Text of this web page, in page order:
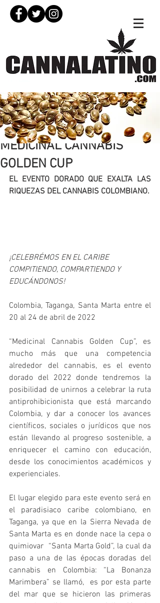
MEDICINAL CANNABIS
GOLDEN CUP
26 ene 2022
EL EVENTO DORADO QUE EXALTA LAS
RIQUEZAS DEL CANNABIS COLOMBIANO.
¡CELEBRÉMOS EN EL CARIBE
COMPITIENDO, COMPARTIENDO Y
EDUCÁNDONOS!
Colombia, Taganga, Santa Marta entre el
20 al 24 de abril de 2022
“Medicinal Cannabis Golden Cup”, es
mucho más que una competencia
alrededor del cannabis, es el evento
dorado del 2022 donde tendremos la
posibilidad de unirnos a celebrar la ruta
antiprohibicionista que está marcando
Colombia, y dar a conocer los avances
científicos, sociales o jurídicos que nos
están llevando al progreso sostenible, a
enriquecer el camino con educación,
desde los conocimientos académicos y
experienciales.
El lugar elegido para este evento será en
el paradisiaco caribe colombiano, en
Taganga, ya que en la Sierra Nevada de
Santa Marta es en donde nace la cepa o
quimiovar  “Santa Marta Gold”, la cual da
paso a una de las épocas doradas del
cannabis en Colombia: “La Bonanza
Marimbera” se llamó,  es por esta parte
del mar que se hicieron las primeras